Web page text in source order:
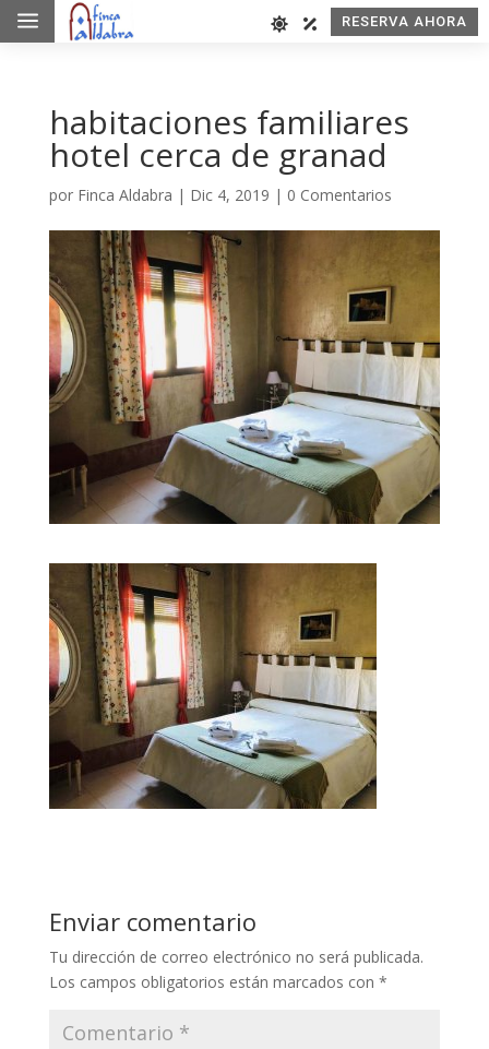
a RESERVA AHORA
habitaciones familiares
hotel cerca de granad
por Finca Aldabra | Dic 4, 2019 | 0 Comentarios
Enviar comentario
Tu dirección de correo electrónico no será publicada.
Los campos obligatorios están marcados con *